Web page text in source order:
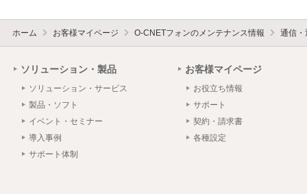
ホーム お客様マイページ O-CNETフォンのメンテナンス情報 通信・
ソリューション・製品
ソリューション・サービス
製品・ソフト
イベント・セミナー
導入事例
サポート体制
お客様マイページ
お役立ち情報
サポート
契約・請求書
各種設定